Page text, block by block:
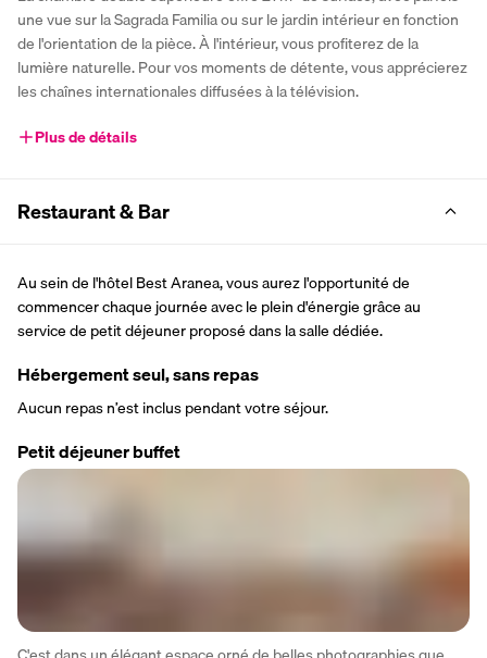
une vue sur la Sagrada Familia ou sur le jardin intérieur en fonction
de l'orientation de la pièce. À l'intérieur, vous profiterez de la
lumière naturelle. Pour vos moments de détente, vous apprécierez
les chaînes internationales diffusées à la télévision.
Plus de détails
Restaurant & Bar
Au sein de l'hôtel Best Aranea, vous aurez l'opportunité de
commencer chaque journée avec le plein d'énergie grâce au
service de petit déjeuner proposé dans la salle dédiée.
Hébergement seul, sans repas
Aucun repas n’est inclus pendant votre séjour.
Petit déjeuner buffet